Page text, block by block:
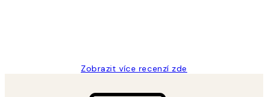
Zobrazit více recenzí zde